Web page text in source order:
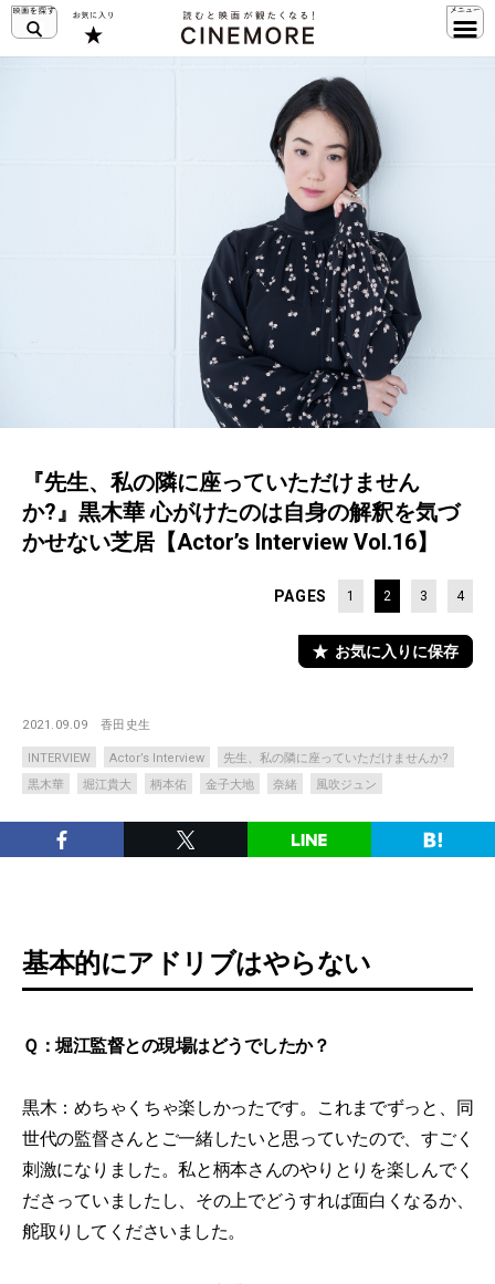
『先生、私の隣に座っていただけません
か?』黒木華 心がけたのは自身の解釈を気づ
かせない芝居【Actor’s Interview Vol.16】
PAGES 1 2 3 4
お気に入りに保存
2021.09.09 香田史生
INTERVIEW Actor’s Interview
先生、私の隣に座っていただけませんか?
黒木華
堀江貴大 柄本佑 金子大地 奈緒 風吹ジュン
基本的にアドリブはやらない
Ｑ：堀江監督との現場はどうでしたか？
黒木：めちゃくちゃ楽しかったです。これまでずっと、同
世代の監督さんとご一緒したいと思っていたので、すごく
刺激になりました。私と柄本さんのやりとりを楽しんでく
ださっていましたし、その上でどうすれば面白くなるか、
舵取りしてくださいました。